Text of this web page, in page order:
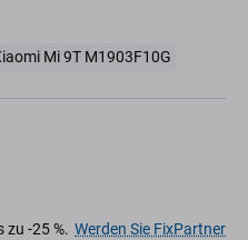
Mi 9T M1903F10G
zu -25 %. Werden Sie FixPartner